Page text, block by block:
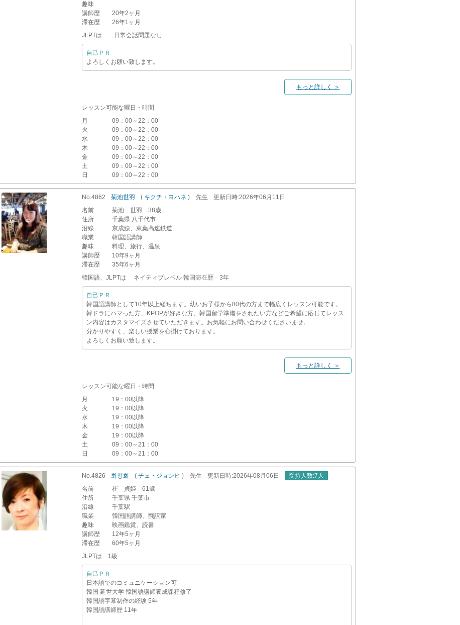
趣味
講師歴
20年2ヶ月
滞在歴
26年1ヶ月
JLPTは 日常会話問題なし
自己ＰＲ
よろしくお願い致します。
もっと詳しく ＞
レッスン可能な曜日・時間
月
09：00～22：00
火
09：00～22：00
水
09：00～22：00
木
09：00～22：00
金
09：00～22：00
土
09：00～22：00
日
09：00～22：00
No.4862 菊池世羽 ( キクチ・ヨハネ ) 先生 更新日時:2026年06月11日
名前
菊池 世羽 38歳
住所
千葉県 八千代市
沿線
京成線、東葉高速鉄道
職業
韓国語講師
趣味
料理、旅行、温泉
講師歴
10年9ヶ月
滞在歴
35年6ヶ月
韓国語、JLPTは ネイティブレベル 韓国滞在歴 3年
自己ＰＲ
韓国語講師として10年以上経ちます。幼いお子様から80代の方まで幅広くレッスン可能です。
韓ドラにハマった方、KPOPが好きな方、韓国留学準備をされたい方などご希望に応じてレッス
ン内容はカスタマイズさせていただきます。お気軽にお問い合わせくださいませ。
分かりやすく、楽しい授業を心掛けております。
よろしくお願い致します。
もっと詳しく ＞
レッスン可能な曜日・時間
月
19：00以降
火
19：00以降
水
19：00以降
木
19：00以降
金
19：00以降
土
09：00～21：00
日
09：00～21：00
No.4826 최정희 ( チェ・ジョンヒ ) 先生 更新日時:2026年08月06日 受持人数:7人
名前
崔 貞姫 61歳
住所
千葉県 千葉市
沿線
千葉駅
職業
韓国語講師、翻訳家
趣味
映画鑑賞、読書
講師歴
12年5ヶ月
滞在歴
60年5ヶ月
JLPTは 1級
自己ＰＲ
日本語でのコミュニケーション可
韓国 延世大学 韓国語講師養成課程修了
韓国語字幕制作の経験 5年
韓国語講師歴 11年